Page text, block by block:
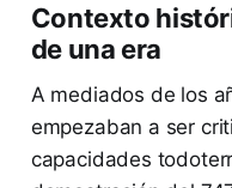
Contexto
de una era
A mediados de los
empezaban a ser
capacidades